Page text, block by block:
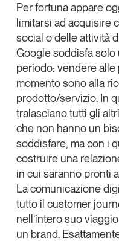
Per fortuna appare
limitarsi ad acquisire
social o delle attività
Google soddisfa
periodo: vendere alle
momento sono alla
prodotto/servizio. In
tralasciano tutti gli
che non hanno un
soddisfare, ma con i
costruire una
in cui saranno pronti
La comunicazione
tutto il customer
nell’intero suo
un brand.